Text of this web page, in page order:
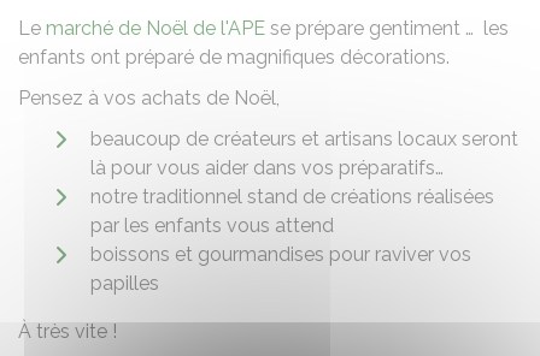
Le marché de Noël de l'APE se prépare gentiment … les
enfants ont préparé de magnifiques décorations.
Pensez à vos achats de Noël,
beaucoup de créateurs et artisans locaux seront
là pour vous aider dans vos préparatifs…
notre traditionnel stand de créations réalisées
par les enfants vous attend
boissons et gourmandises pour raviver vos
papilles
À très vite !